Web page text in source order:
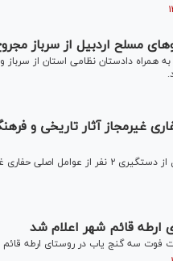
مسلح اردبیل از سرباز
همراه دادستان نظامی استان از سرباز
اصلی حفاری غیرمجاز آثار
دادستان عمومی و انقلاب مرکز استان
قائم شهر اعلام شد
فوت سه گنج یاب در روستای ارطه